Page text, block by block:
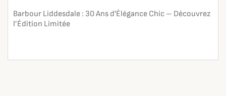
Barbour Liddesdale : 30 Ans d'Élégance Chic – Découvrez
l’Édition Limitée